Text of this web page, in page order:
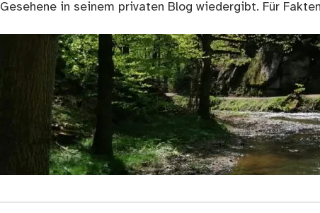
Gesehene in seinem privaten Blog wiedergibt. Für